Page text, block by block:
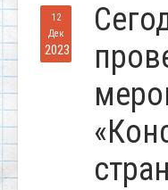
12
Дек
2023